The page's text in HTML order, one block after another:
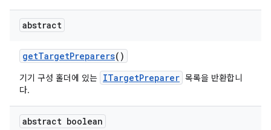
abstract
getTargetPreparers()
기기 구성 홀더에 있는 ITargetPreparer 목록을 반환합니
다.
abstract boolean